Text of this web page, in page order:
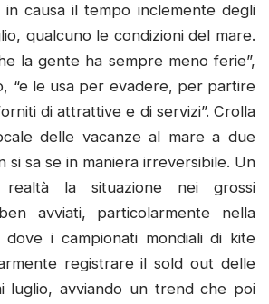
in causa il tempo inclemente degli
qualcuno le condizioni del mare.
la gente ha sempre meno ferie”,
“e le usa per evadere, per partire
di attrattive e di servizi”. Crolla
delle vacanze al mare a due
si sa se in maniera irreversibile. Un
la situazione nei grossi
avviati, particolarmente nella
dove i campionati mondiali di kite
registrare il sold out delle
luglio, avviando un trend che poi